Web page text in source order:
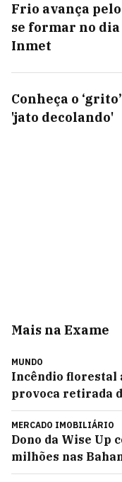
Frio avança
se formar no
Inmet
Conheça o
'jato decolando'
Mais na Exame
MUNDO
Incêndio florestal
provoca retirada
MERCADO IMOBILIÁRIO
Dono da Wise Up
milhões nas